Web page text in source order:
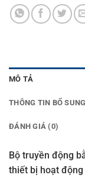
MÔ TẢ
THÔNG TIN BỔ SUNG
ĐÁNH GIÁ (0)
Bộ truyền động
thiết bị hoạt